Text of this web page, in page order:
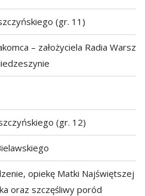
(gr. 11)
– założyciela Radia
(gr. 12)
opiekę Matki Najświętszej i
oraz szczęśliwy poród